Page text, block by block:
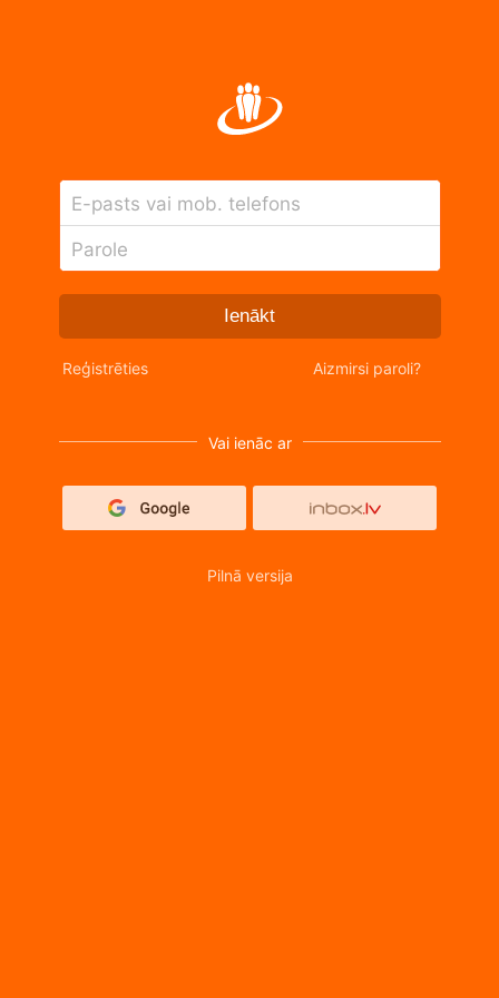
E-pasts vai mob. telefons
Parole
Ienākt
Reģistrēties Aizmirsi paroli?
Vai ienāc ar
Pilnā versija